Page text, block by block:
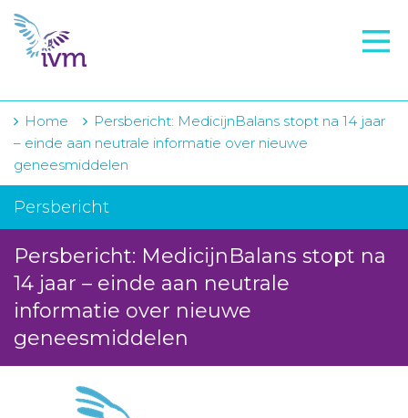
VMI
FTO voorbereiding
IVM-academie
Zorginstellingen
Projecten
Over IVM
Actueel
Contact
Winkelwagentje
Home
Persbericht: MedicijnBalans stopt na 14 jaar
– einde aan neutrale informatie over nieuwe
geneesmiddelen
Persbericht
Persbericht: MedicijnBalans stopt na
14 jaar – einde aan neutrale
informatie over nieuwe
geneesmiddelen